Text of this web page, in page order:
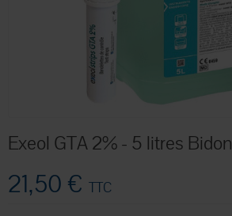
Exeol GTA 2% - 5 litres Bidon
21,50 € TTC